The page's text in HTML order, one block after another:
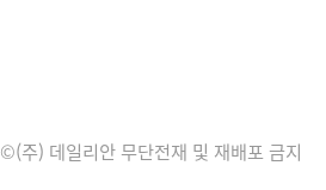
©(주) 데일리안 무단전재 및 재배포 금지